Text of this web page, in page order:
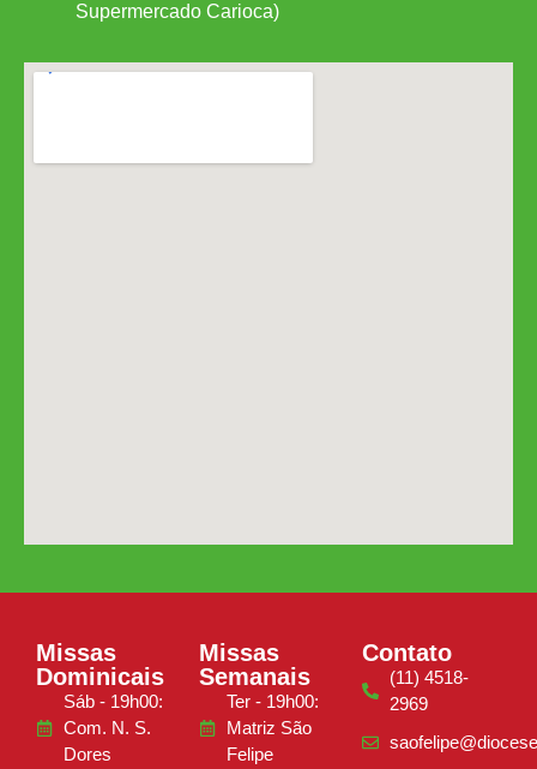
Supermercado Carioca)
Missas
Dominicais
Sáb - 19h00:
Com. N. S.
Dores
Missas
Semanais
Ter - 19h00:
Matriz São
Felipe
Contato
(11) 4518-
2969